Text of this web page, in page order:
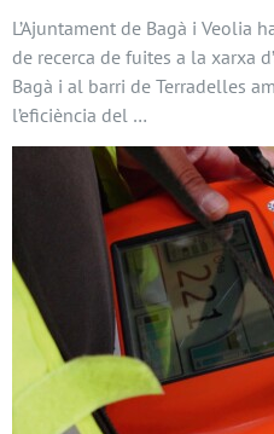
L’Ajuntament de Bagà i Veolia
de recerca de fuites a la xarxa
Bagà i al barri de Terradelles
l’eficiència del …